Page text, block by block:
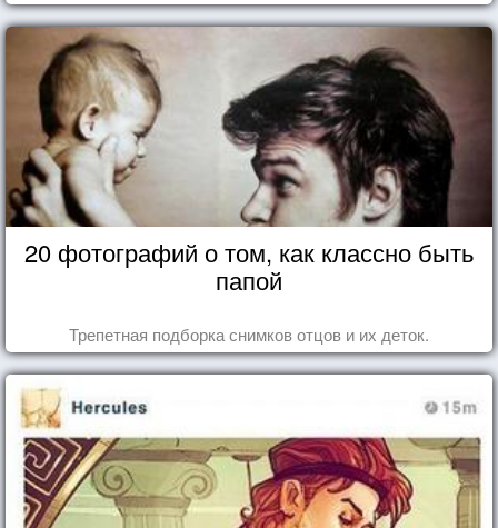
20 фотографий о том, как классно быть
папой
Трепетная подборка снимков отцов и их деток.